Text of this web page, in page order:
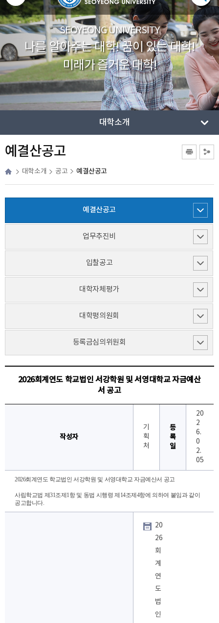
SEOYEONG UNIVERSITY
나를 알아주는 대학! 꿈이 있는 대학!
미래가 즐거운 대학!
대학소개
예결산공고
대학소개 공고 예결산공고
예결산공고
업무추진비
입찰공고
대학자체평가
대학평의원회
등록금심의위원회
2026회계연도 학교법인 서강학원 및 서영대학교 자금예산
서 공고
작성자
기
획
처
등
록
일
20
2
6.
0
2.
05
2026회계연도 학교법인 서강학원 및 서영대학교 자금예산서 공고
사립학교법 제31조제1항 및 동법 시행령 제14조제4항에 의하여 붙임과 같이
공고합니다.
20
26
회
계
연
도
법
인